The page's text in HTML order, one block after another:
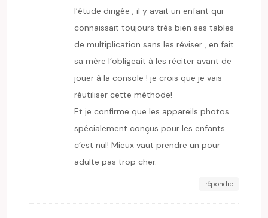
l’étude dirigée , il y avait un enfant qui
connaissait toujours très bien ses tables
de multiplication sans les réviser , en fait
sa mère l’obligeait à les réciter avant de
jouer à la console ! je crois que je vais
réutiliser cette méthode!
Et je confirme que les appareils photos
spécialement conçus pour les enfants
c’est nul! Mieux vaut prendre un pour
adulte pas trop cher.
répondre